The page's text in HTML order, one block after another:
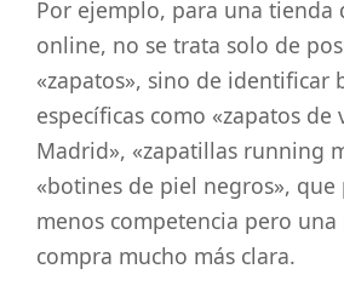
Por ejemplo, para una tienda
online, no se trata solo de
«zapatos», sino de identificar
específicas como «zapatos
Madrid», «zapatillas running
«botines de piel negros»,
menos competencia pero
compra mucho más clara.